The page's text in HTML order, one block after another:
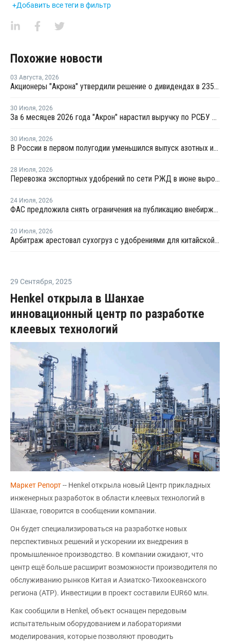
+Добавить все теги в фильтр
Похожие новости
03 Августа, 2026
Акционеры "Акрона" утвердили решение о дивидендах в 235 рублей на акцию
30 Июля, 2026
За 6 месяцев 2026 года "Акрон" нарастил выручку по РСБУ на 1,3%
30 Июля, 2026
В России в первом полугодии уменьшился выпуск азотных и фосфорных удобрений
28 Июля, 2026
Перевозка экспортных удобрений по сети РЖД в июне выросла на 11,2%
24 Июля, 2026
ФАС предложила снять ограничения на публикацию внебиржевых индексов на удобрения
20 Июля, 2026
Арбитраж арестовал сухогруз с удобрениями для китайской компании
29 Сентября, 2025
Henkel открыла в Шанхае
инновационный центр по разработке
клеевых технологий
Маркет Репорт-- Henkel открыла новый Центр прикладных
инженерных разработок в области клеевых технологий в
Шанхае, говорится в сообщении компании.
Он будет специализироваться на разработке новых
перспективных решений и ускорении их внедрения в
промышленное производство. В компании ожидают, что
центр ещё больше расширит возможности производителя по
обслуживанию рынков Китая и Азиатско-Тихоокеанского
региона (АТР). Инвестиции в проект составили EUR60 млн.
Как сообщили в Henkel, объект оснащен передовым
испытательным оборудованием и лабораториями
моделирования, которые позволяют проводить